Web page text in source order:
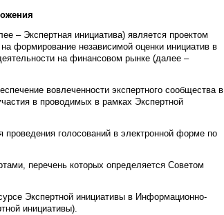
– Экспертная инициатива) является проектом
формирование независимой оценки инициатив в
на финансовом рынке (далее –
вовлеченности экспертного сообщества в
в проводимых в рамках Экспертной
голосований в электронной форме по
перечень которых определяется Советом
Экспертной инициативы в Информационно-
инициативы).